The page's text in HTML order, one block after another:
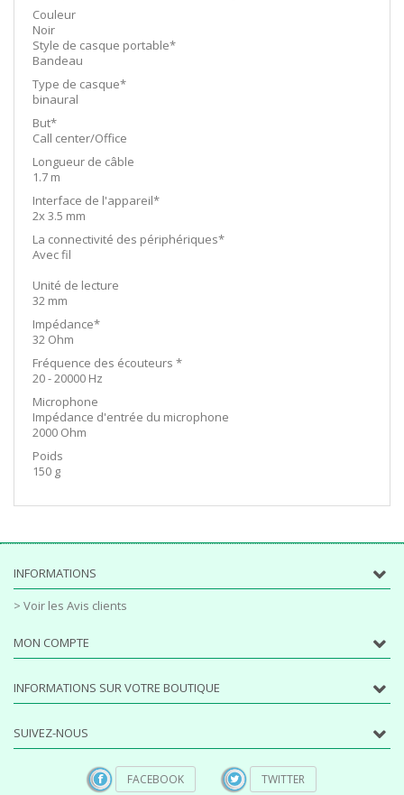
Couleur
Noir
Style de casque portable*
Bandeau
Type de casque*
binaural
But*
Call center/Office
Longueur de câble
1.7 m
Interface de l'appareil*
2x 3.5 mm
La connectivité des périphériques*
Avec fil
Unité de lecture
32 mm
Impédance*
32 Ohm
Fréquence des écouteurs *
20 - 20000 Hz
Microphone
Impédance d'entrée du microphone
2000 Ohm
Poids
150 g
INFORMATIONS
> Voir les Avis clients
MON COMPTE
INFORMATIONS SUR VOTRE BOUTIQUE
SUIVEZ-NOUS
FACEBOOK TWITTER